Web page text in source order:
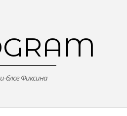
блог Фиксина